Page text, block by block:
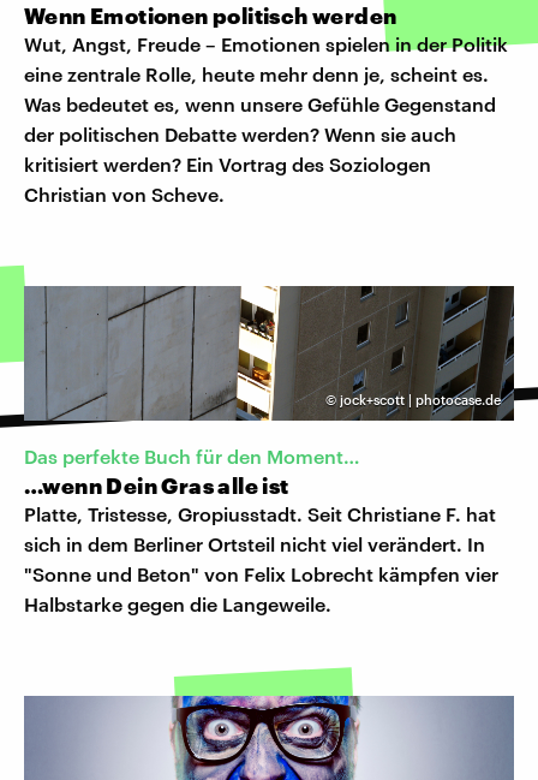
Wenn Emotionen politisch werden
Wut, Angst, Freude – Emotionen spielen in der Politik
eine zentrale Rolle, heute mehr denn je, scheint es.
Was bedeutet es, wenn unsere Gefühle Gegenstand
der politischen Debatte werden? Wenn sie auch
kritisiert werden? Ein Vortrag des Soziologen
Christian von Scheve.
© jock+scott | photocase.de
Das perfekte Buch für den Moment…
…wenn Dein Gras alle ist
Platte, Tristesse, Gropiusstadt. Seit Christiane F. hat
sich in dem Berliner Ortsteil nicht viel verändert. In
"Sonne und Beton" von Felix Lobrecht kämpfen vier
Halbstarke gegen die Langeweile.